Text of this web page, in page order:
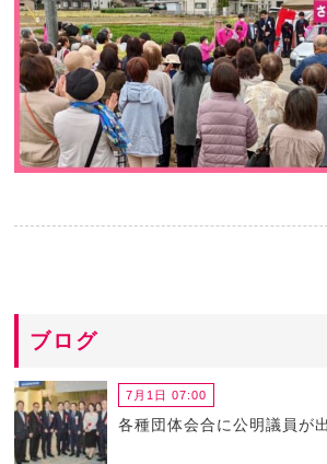
ブログ
7月1日 07:00
各種団体会合に公明議員が